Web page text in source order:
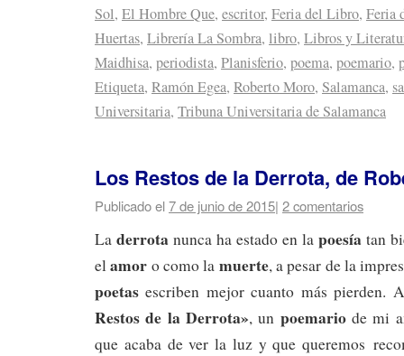
Sol, El Hombre Que, escritor, Feria del Libro, Feria
Huertas, Librería La Sombra, libro, Libros y
Maidhisa, periodista, Planisferio, poema, poemario,
Etiqueta, Ramón Egea, Roberto Moro, Salamanca,
Universitaria, Tribuna Universitaria de Salamanca
Los Restos de la Derrota, de
Publicado el7 de junio de 2015| 2 comentarios
Laderrota nunca ha estado en lapoesía tan
elamor o como la muerte, a pesar de la
poetas escriben mejor cuanto más pierden.
Restos de la Derrota», un poemariode mi
que acaba de ver la luz y que queremos